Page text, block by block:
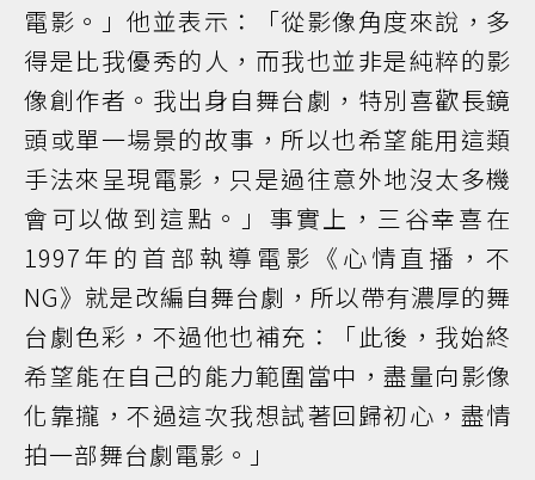
電影。」他並表示：「從影像角度來說，多
得是比我優秀的人，而我也並非是純粹的影
像創作者。我出身自舞台劇，特別喜歡長鏡
頭或單一場景的故事，所以也希望能用這類
手法來呈現電影，只是過往意外地沒太多機
會可以做到這點。」事實上，三谷幸喜在
1997年的首部執導電影《心情直播，不
NG》就是改編自舞台劇，所以帶有濃厚的舞
台劇色彩，不過他也補充：「此後，我始終
希望能在自己的能力範圍當中，盡量向影像
化靠攏，不過這次我想試著回歸初心，盡情
拍一部舞台劇電影。」